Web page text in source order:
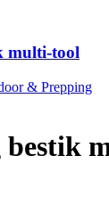
multi-tool
& Prepping
bestik